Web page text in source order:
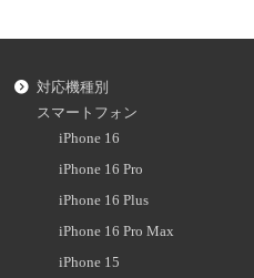
対応機種別
スマートフォン
iPhone 16
iPhone 16 Pro
iPhone 16 Plus
iPhone 16 Pro Max
iPhone 15